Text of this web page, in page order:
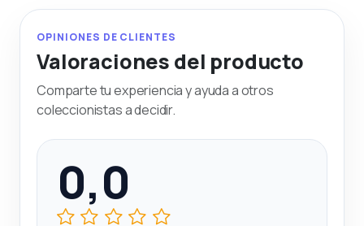
OPINIONES DE CLIENTES
Valoraciones del producto
Comparte tu experiencia y ayuda a otros
coleccionistas a decidir.
0,0